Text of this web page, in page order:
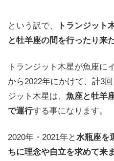
という訳で、
トランジット
と牡羊座の間を行ったり来
トランジット木星が魚座に
から2022年にかけて、計3
ジット木星は、 魚座と牡羊
で運行する事になります。
2020年・2021年と 水瓶座を
ちに理念や自立を求めて来